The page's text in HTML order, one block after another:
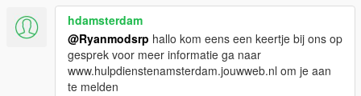
hdamsterdam
@Ryanmodsrp hallo kom eens een keertje bij ons op
gesprek voor meer informatie ga naar
www.hulpdienstenamsterdam.jouwweb.nl om je aan
te melden